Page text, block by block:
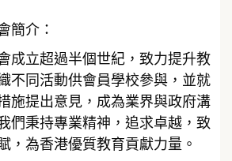
簡介：
成立超過半個世紀，致力提升教
不同活動供會員學校參與，並就
施提出意見，成為業界與政府溝
們秉持專業精神，追求卓越，致
，為香港優質教育貢獻力量。